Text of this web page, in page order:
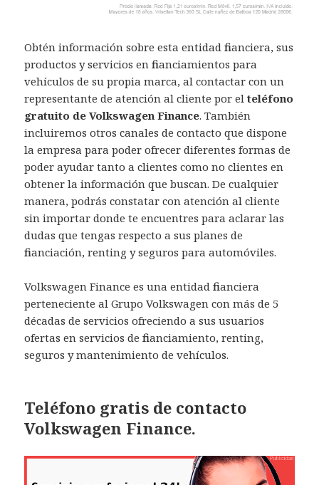
Obtén información sobre esta entidad financiera, sus
productos y servicios en financiamientos para
vehículos de su propia marca, al contactar con un
representante de atención al cliente por elteléfono
gratuito de Volkswagen Finance. También
incluiremos otros canales de contacto que dispone
la empresa para poder ofrecer diferentes formas de
poder ayudar tanto a clientes como no clientes en
obtener la información que buscan. De cualquier
manera, podrás constatar con atención al cliente
sin importar donde te encuentres para aclarar las
dudas que tengas respecto a sus planes de
financiación, renting y seguros para automóviles.
Volkswagen Finance es una entidad financiera
perteneciente al Grupo Volkswagen con más de 5
décadas de servicios ofreciendo a sus usuarios
ofertas en servicios de financiamiento, renting,
seguros y mantenimiento de vehículos.
Teléfono gratis de contacto
Volkswagen Finance.